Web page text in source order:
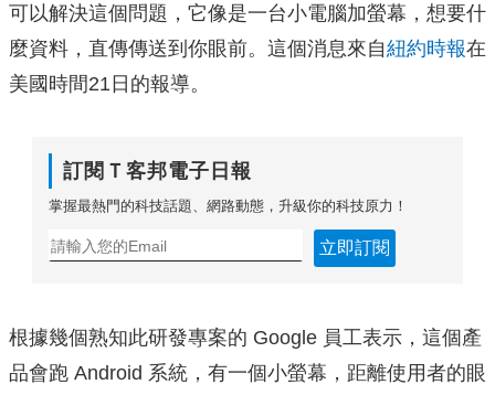
可以解決這個問題，它像是一台小電腦加螢幕，想要什
麼資料，直傳傳送到你眼前。這個消息來自紐約時報在
美國時間21日的報導。
訂閱Ｔ客邦電子日報
掌握最熱門的科技話題、網路動態，升級你的科技原力！
立即訂閱
根據幾個熟知此研發專案的 Google 員工表示，這個產
品會跑 Android 系統，有一個小螢幕，距離使用者的眼